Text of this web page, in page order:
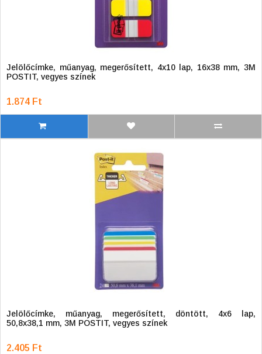
Jelölőcímke, műanyag, megerősített, 4x10 lap, 16x38 mm, 3M
POSTIT, vegyes színek
1.874 Ft
Jelölőcímke, műanyag, megerősített, döntött, 4x6 lap,
50,8x38,1 mm, 3M POSTIT, vegyes színek
2.405 Ft